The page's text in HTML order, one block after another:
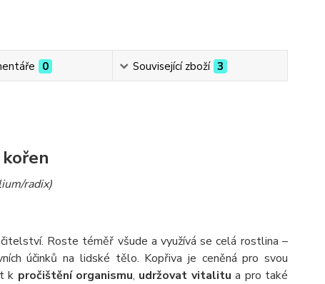
0 Související zboží 3
radix)
Roste téměř všude a využívá se celá rostlina –
účinků na lidské tělo. Kopřiva je ceněná pro svou
k pročištění organismu, udržovat vitalitu a pro také